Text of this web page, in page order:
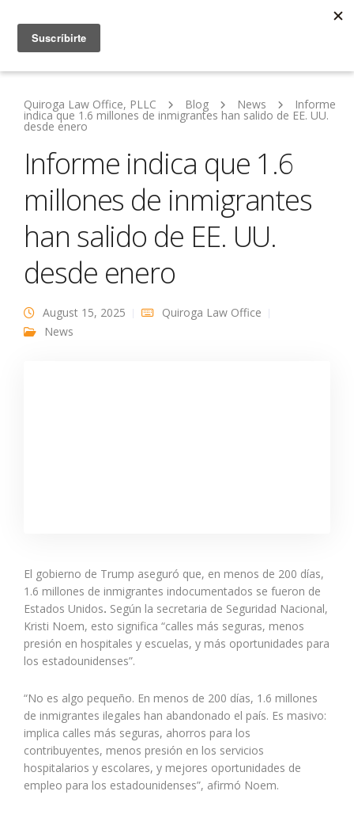
Quiroga Law Office, PLLC Blog News Informe
indica que 1.6 millones de inmigrantes han salido de EE. UU.
desde enero
Informe indica que 1.6
millones de inmigrantes
han salido de EE. UU.
desde enero
August 15, 2025
Quiroga Law Office
News
El gobierno de Trump aseguró que, en menos de 200 días,
1.6 millones de inmigrantes indocumentados se fueron de
Estados Unidos. Según la secretaria de Seguridad Nacional,
Kristi Noem, esto significa “calles más seguras, menos
presión en hospitales y escuelas, y más oportunidades para
los estadounidenses”.
“No es algo pequeño. En menos de 200 días, 1.6 millones
de inmigrantes ilegales han abandonado el país. Es masivo:
implica calles más seguras, ahorros para los
contribuyentes, menos presión en los servicios
hospitalarios y escolares, y mejores oportunidades de
empleo para los estadounidenses”, afirmó Noem.